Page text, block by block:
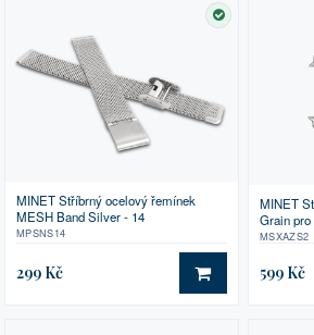
SKLADEM
MINET Stříbrný ocelový řemínek
MESH Band Silver - 14
MPSNS14
299 Kč DO KOŠÍKU
MINET
Grain pro
MSXAZS2
599 Kč